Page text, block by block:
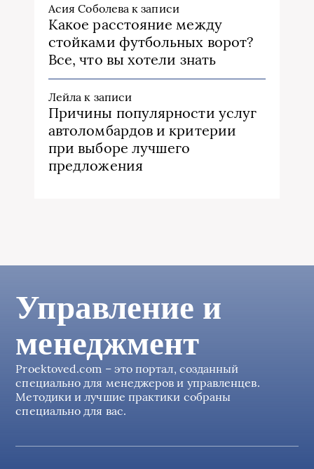
Асия Соболева к записи
Какое расстояние между
стойками футбольных ворот?
Все, что вы хотели знать
Лейла к записи
Причины популярности услуг
автоломбардов и критерии
при выборе лучшего
предложения
Управление и
менеджмент
Proektoved.com – это портал, созданный
специально для менеджеров и управленцев.
Методики и лучшие практики собраны
специально для вас.